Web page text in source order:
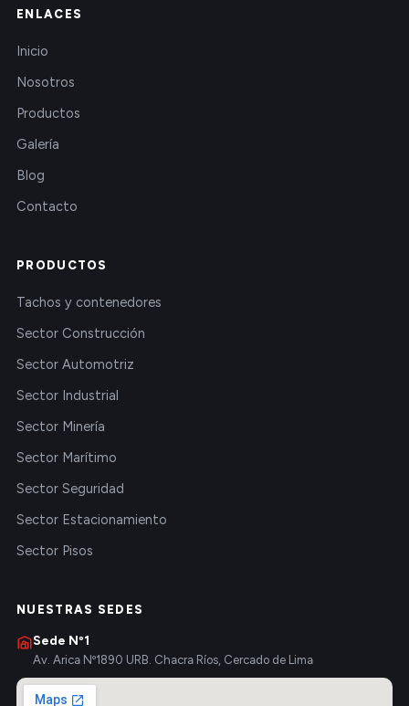
ENLACES
Inicio
Nosotros
Productos
Galería
Blog
Contacto
PRODUCTOS
Tachos y contenedores
Sector Construcción
Sector Automotriz
Sector Industrial
Sector Minería
Sector Marítimo
Sector Seguridad
Sector Estacionamiento
Sector Pisos
NUESTRAS SEDES
Sede Nº1
Av. Arica Nº1890 URB. Chacra Ríos, Cercado de Lima